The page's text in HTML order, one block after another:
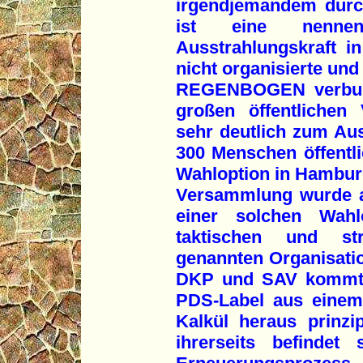
irgendjemandem
ist eine
Ausstrahlungskraft
nicht organisierte
REGENBOGEN
großen öffentlichen
sehr deutlich zum
300 Menschen
Wahloption in
Versammlung wurde
einer solchen
taktischen und
genannten
DKP und SAV
PDS-Label aus
Kalkül heraus
ihrerseits